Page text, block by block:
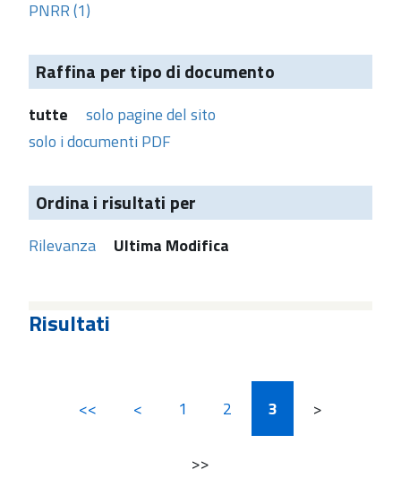
PNRR (1)
Raffina per tipo di documento
tutte
solo pagine del sito
solo i documenti PDF
Ordina i risultati per
Rilevanza Ultima Modifica
Risultati
<< < 1 2 3 >
>>